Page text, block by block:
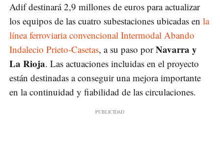
Adif destinará 2,9 millones de euros para actualizar
los equipos de las cuatro subestaciones ubicadas en la
línea ferroviaria convencional Intermodal Abando
Indalecio Prieto-Casetas, a su paso porNavarra y
La Rioja. Las actuaciones incluidas en el proyecto
están destinadas a conseguir una mejora importante
en la continuidad y fiabilidad de las circulaciones.